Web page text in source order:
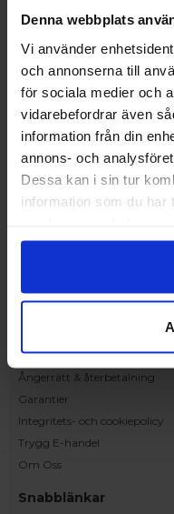
Denna webbplats
Vi använder
och annonserna till
för sociala medier och
vidarebefordrar även
information från din
annons- och
Dessa kan i sin tur
information som du har
hos Victrix inredarna.
Ranhammarsvägen 20E
168 67 Bromma
Kundservice
Kontakta oss
Beställning och offert
Leverans
Reklamation
Monteringsanvisningar
Handla på Nordiska
Betalnings & leveransvillkor
Ångerrätt & återbetalning
Garantier
Integritets- och cookiepolicy
Trygg E-handel
Om Oss
Snabblänkar